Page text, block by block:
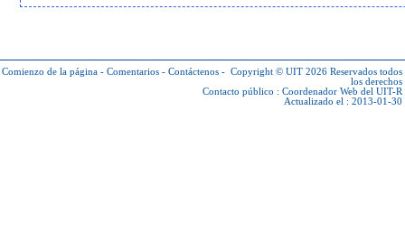
Comienzo de la página - Comentarios - Contáctenos - Copyright © UIT 2026 Reservados todos
los derechos
Contacto público : Coordenador Web del UIT-R
Actualizado el : 2013-01-30